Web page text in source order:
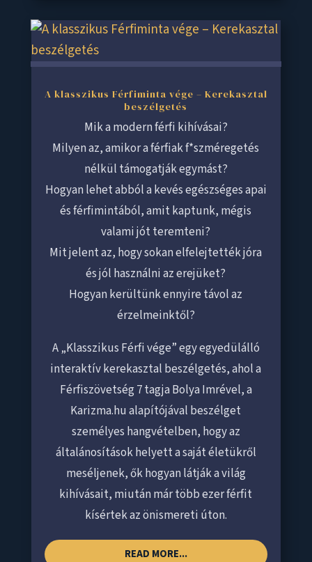
A klasszikus Férfiminta vége – Kerekasztal
beszélgetés
Mik a modern férfi kihívásai?
Milyen az, amikor a férfiak f*szméregetés
nélkül támogatják egymást?
Hogyan lehet abból a kevés egészséges apai
és férfimintából, amit kaptunk, mégis
valami jót teremteni?
Mit jelent az, hogy sokan elfelejtették jóra
és jól használni az erejüket?
Hogyan kerültünk ennyire távol az
érzelmeinktől?
A „Klasszikus Férfi vége” egy egyedülálló
interaktív kerekasztal beszélgetés, ahol a
Férfiszövetség 7 tagja Bolya Imrével, a
Karizma.hu alapítójával beszélget
személyes hangvételben, hogy az
általánosítások helyett a saját életükről
meséljenek, ők hogyan látják a világ
kihívásait, miután már több ezer férfit
kísértek az önismereti úton.
READ MORE...